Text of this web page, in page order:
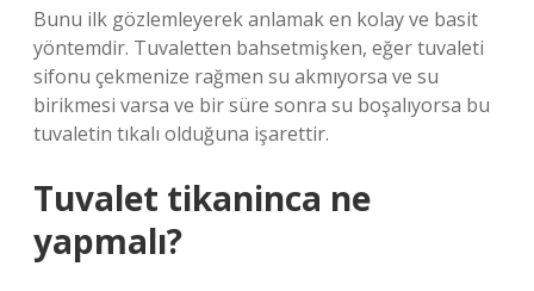
Bunu ilk gözlemleyerek anlamak en kolay ve basit
yöntemdir. Tuvaletten bahsetmişken, eğer tuvaleti
sifonu çekmenize rağmen su akmıyorsa ve su
birikmesi varsa ve bir süre sonra su boşalıyorsa bu
tuvaletin tıkalı olduğuna işarettir.
Tuvalet tikaninca ne
yapmalı?